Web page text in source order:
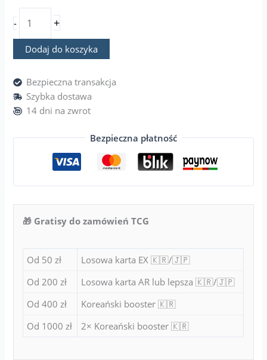
- +
Dodaj do koszyka
Bezpieczna transakcja
Szybka dostawa
14 dni na zwrot
Bezpieczna płatność
🎁 Gratisy do zamówień TCG
Od 50 zł
Losowa karta EX 🇰🇷/🇯🇵
Od 200 zł
Losowa karta AR lub lepsza 🇰🇷/🇯🇵
Od 400 zł
Koreański booster 🇰🇷
Od 1000 zł
2× Koreański booster 🇰🇷